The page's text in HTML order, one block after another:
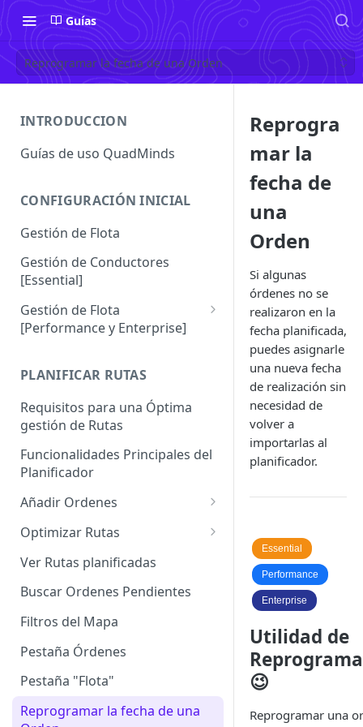
Guías
Reprogramar la fecha de una Orden
INTRODUCCION
Guías de uso QuadMinds
CONFIGURACIÓN INICIAL
Gestión de Flota
Gestión de Conductores
[Essential]
Gestión de Flota
[Performance y Enterprise]
Enterprise]
Vehículos
Agrupación de dispositivos
Asignación de dispositivos a
usuarios
PLANIFICAR RUTAS
Requisitos para una Óptima
gestión de Rutas
Funcionalidades Principales del
Planificador
Añadir Ordenes
Definición de una Orden
Añadir de forma manual
Añadir con el archivo standard
Añadir con Plantilla propia
Añadir con la plantilla
Añadir desde Tiendas e-
Optimizar Rutas
¿Cómo Saber si mi ruta está
optimizada?
Variables para optimizar las
Rutas
Definir la Ventana Horaria de
Ver Rutas planificadas
Buscar Ordenes Pendientes
Filtros del Mapa
Pestaña Órdenes
Pestaña "Flota"
Reprogramar la fecha de una
Reprogra
mar la
fecha de
una
Orden
Si algunas
órdenes no se
realizaron en la
fecha planificada,
puedes asignarle
una nueva fecha
de realización sin
necesidad de
volver a
importarlas al
planificador.
Essential
Performance
Enterprise
Utilidad de
😉
Reprogramar una